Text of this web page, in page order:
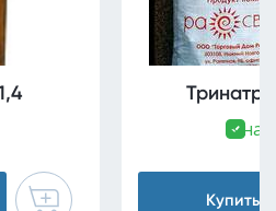
В
Купить